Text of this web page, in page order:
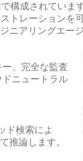
構成されてい
トレーション
ニアリングエー
、完全な監査
ニュートラル
ド検索によ
推論します。